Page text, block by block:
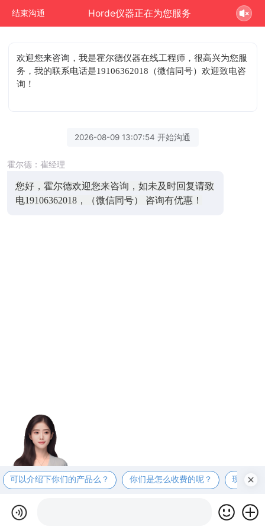
结束沟通 Horde仪器正在为您服务
欢迎您来咨询 ，我是霍尔德仪器在线工程师，很高兴为您服
务，我的联系电话是19106362018（微信同号）欢迎致电咨
询！
2026-08-09 13:07:54 开始沟通
霍尔德：崔经理
您好，霍尔德欢迎您来咨询，如未及时回复请致
电19106362018，（微信同号） 咨询有优惠！
可以介绍下你们的产品么？ 你们是怎么收费的呢？ 现在有